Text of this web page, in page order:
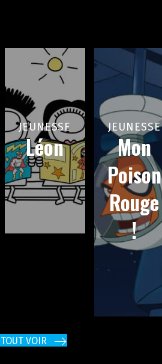
JEUNESSE
Léon
JEUNESSE
Mon
Poison
Rouge
!
TOUT VOIR